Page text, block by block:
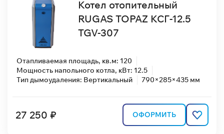
Котел отопительный
RUGAS TOPAZ КСГ-12.5
TGV-307
Отапливаемая площадь, кв.м: 120
Мощность напольного котла, кВт: 12.5
Тип дымоудаления: Вертикальный
790×285×435 мм
27 250 ₽ ОФОРМИТЬ